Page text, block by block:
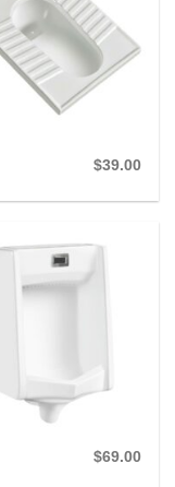
$39.00
$69.00